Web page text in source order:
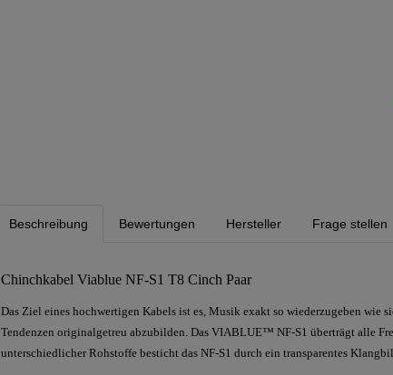
Beschreibung Bewertungen Hersteller Frage stellen
Chinchkabel Viablue NF-S1 T8 Cinch Paar
Das Ziel eines hochwertigen Kabels ist es, Musik exakt so wiederzugeben wie
Tendenzen originalgetreu abzubilden. Das VIABLUE™ NF-S1 überträgt alle
unterschiedlicher Rohstoffe besticht das NF-S1 durch ein transparentes